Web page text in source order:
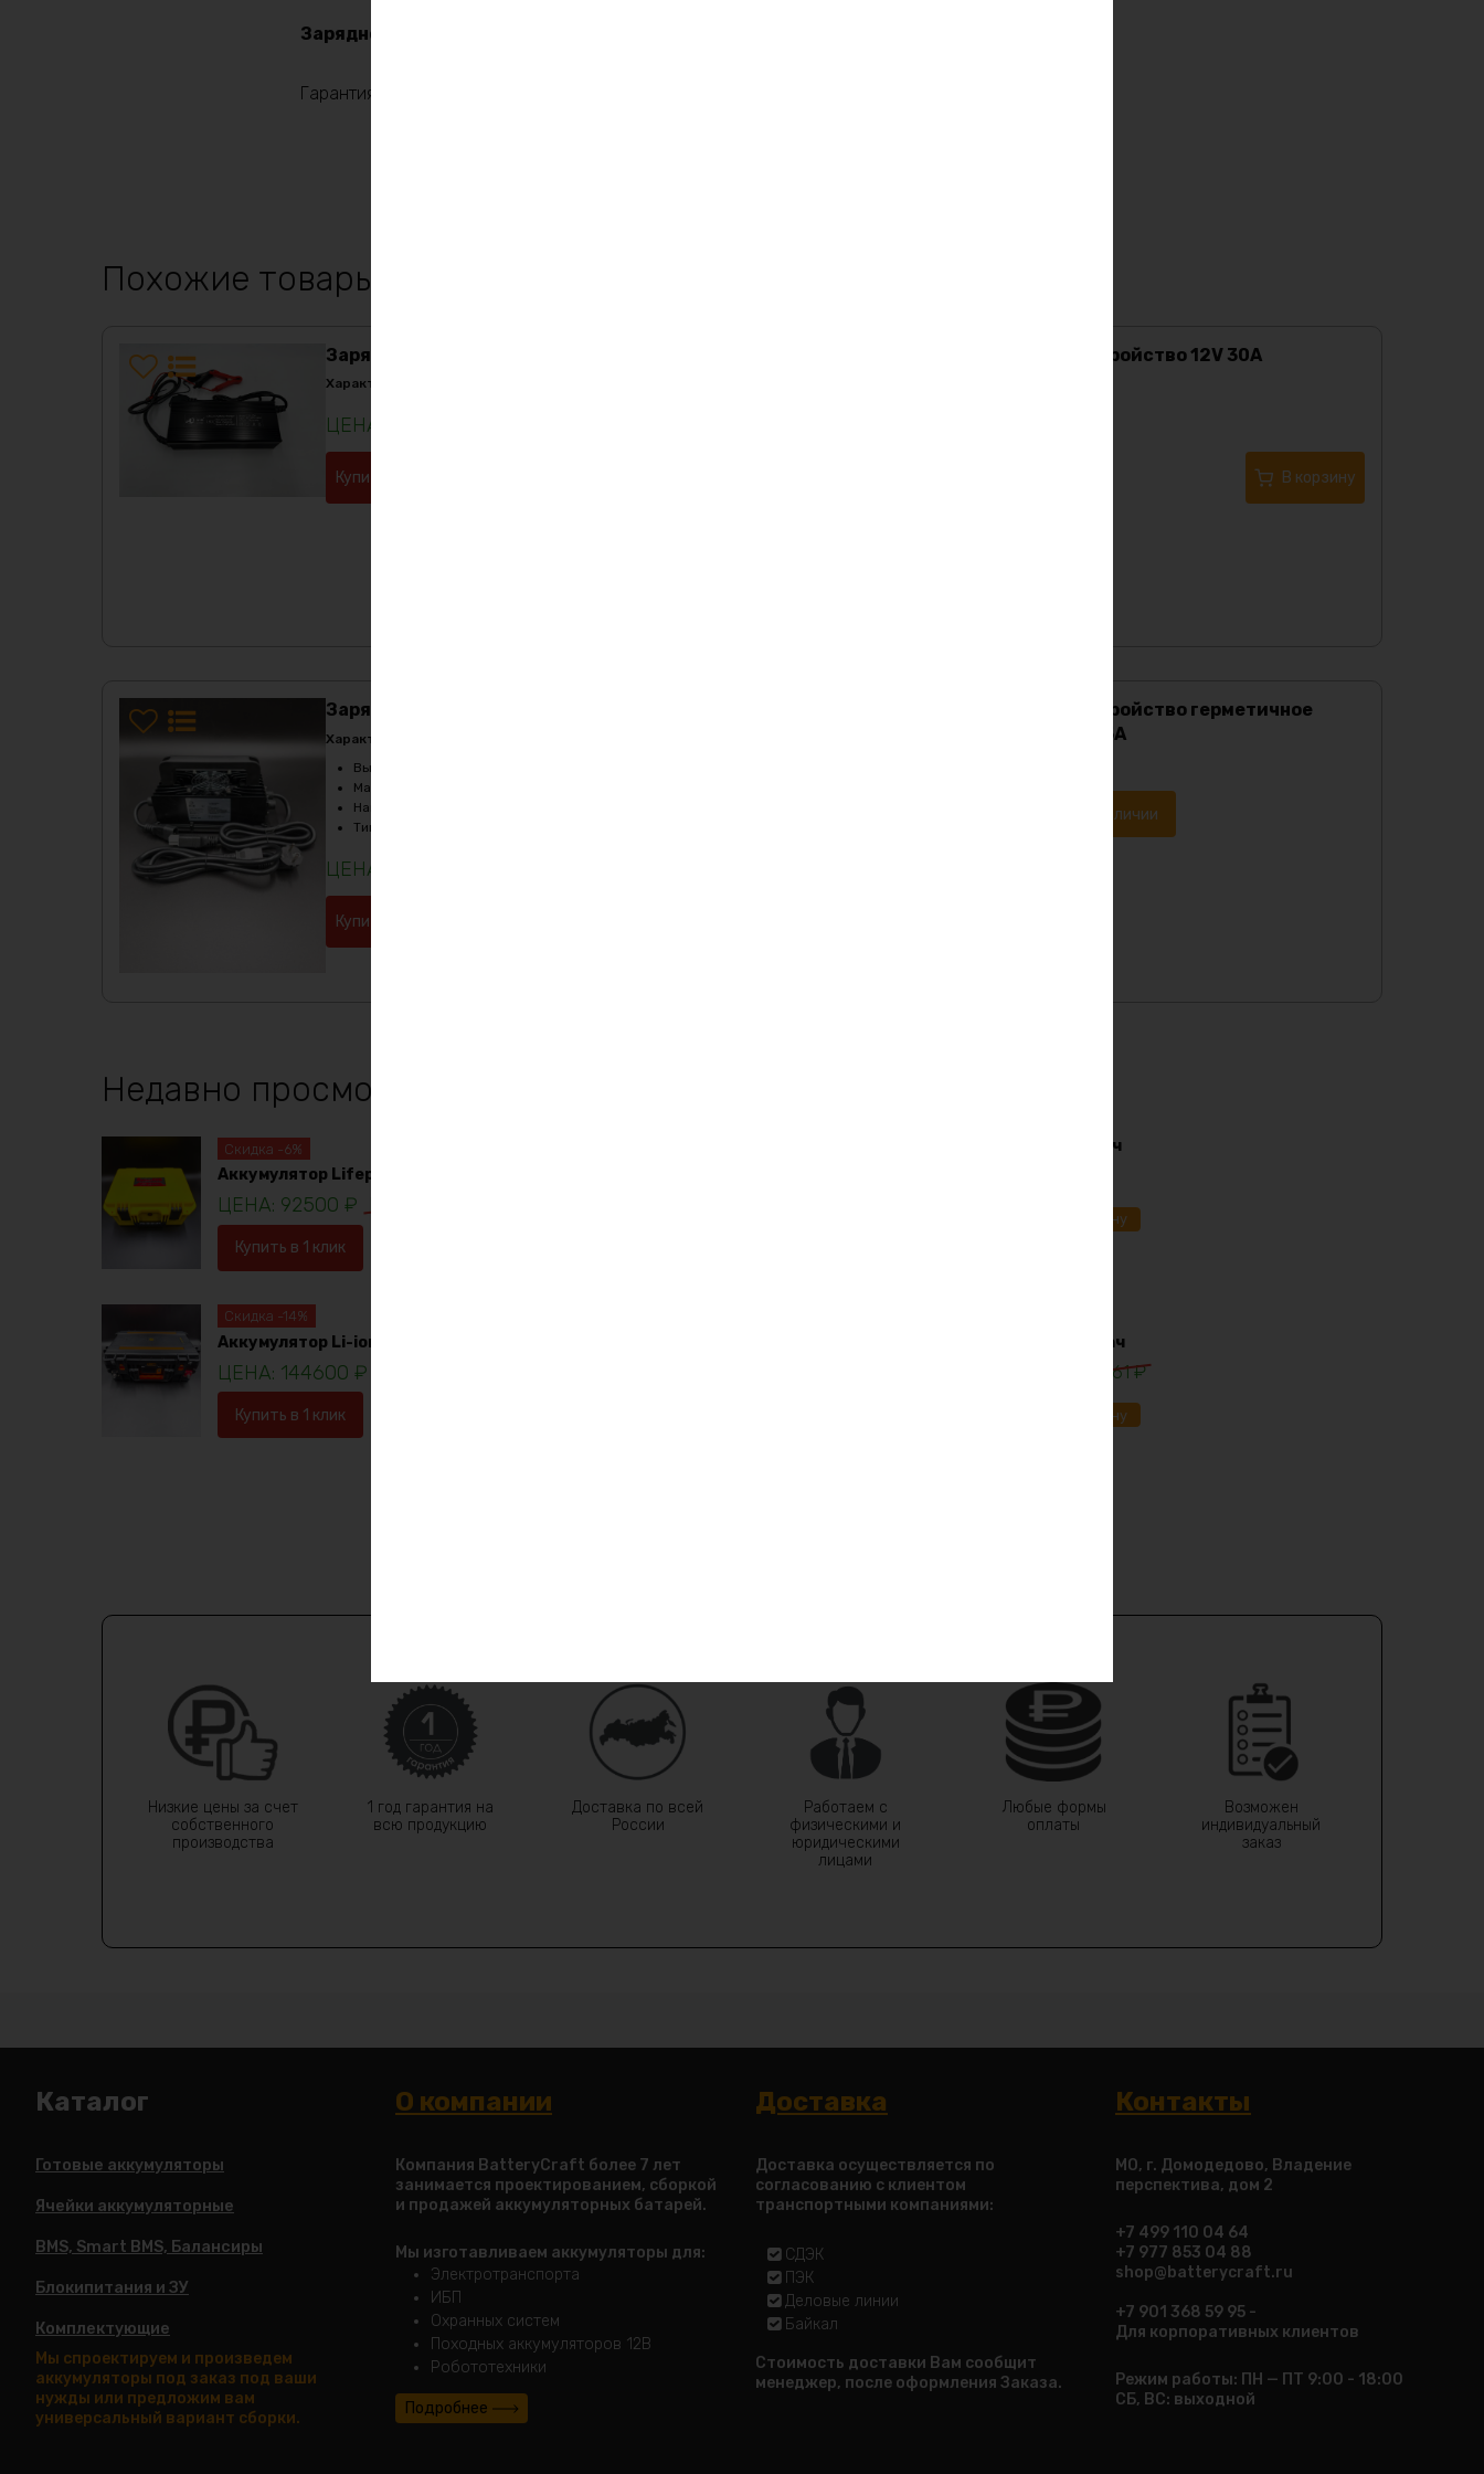
Зарядное устройство для lifepo4 аккумуляторов 12в 10А
Гарантия 3 месяца
Похожие товары
Зарядное устройство Lifepo4 12в 20А
Характеристики:
Купить в 1 клик
Зарядное устройство 12V 30А
В корзину
Зарядное устройство 24V 25А black
Характеристики:
Выходное напряжение
Масса
Напряжение
Тип
Купить в 1 клик
Зарядное устройство герметичное
Lifepo4 12в 15А
Уведомить о наличии
Недавно просмотренные товары
Скидка -6%
Аккумулятор Lifepo4 12в 230ач
92500 ₽
Купить в 1 клик
Аккумулятор Li-ion 36в 170ач
В корзину
Скидка -14%
Аккумулятор Li-ion 36в 120ач
144600 ₽
Купить в 1 клик
Аккумулятор lifepo4 12в 30ач
13861₽
В корзину
Низкие цены за счет
собственного
производства
1 год гарантия на
всю продукцию
Доставка по всей
России
Работаем с
физическими и
юридическими
лицами
Любые формы
оплаты
Возможен
индивидуальный
заказ
Каталог
Готовые аккумуляторы
Ячейки аккумуляторные
BMS, Smart BMS, Балансиры
Блокипитания и ЗУ
Комплектующие
Мы спроектируем и произведем
аккумуляторы под заказ под ваши
нужды или предложим вам
универсальный вариант сборки.
О компании
Компания BatteryCraft более 7 лет
занимается проектированием, сборкой
и продажей аккумуляторных батарей.
Мы изготавливаем аккумуляторы для:
Электротранспорта
ИБП
Охранных систем
Походных аккумуляторов 12В
Робототехники
Подробнее
Доставка
Доставка осуществляется по
согласованию с клиентом
транспортными компаниями:
СДЭК
ПЭК
Деловые линии
Байкал
Стоимость доставки Вам сообщит
менеджер, после оформления Заказа.
Контакты
МО, г. Домодедово, Владение
перспектива, дом 2
+7 499 110 04 64
+7 977 853 04 88
shop@batterycraft.ru
+7 901 368 59 95 -
Для корпоративных клиентов
Режим работы: ПН — ПТ 9:00 - 18:00
СБ, ВС: выходной